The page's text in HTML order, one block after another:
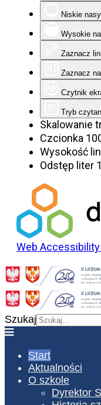
Niskie
Wysokie
Zaznacz
Zaznacz
Czytnik
Tryb
Skalowanie
Czcionka
Wysokość
Odstęp liter
Web
Szukaj
Start
Aktualności
O szkole
Dyrektor